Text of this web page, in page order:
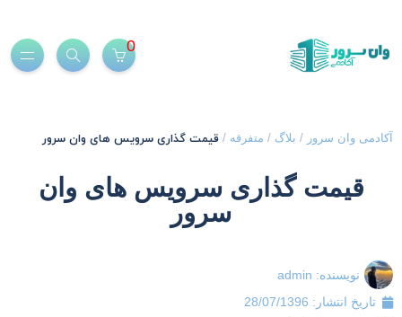
وان سرور / بلاگ/ متفرقه/ قیمت گذاری سرویس های وان سرور
قیمت گذاری سرویس های وان
سرور
نویسنده:admin
تاریخ انتشار: 28/07/1396